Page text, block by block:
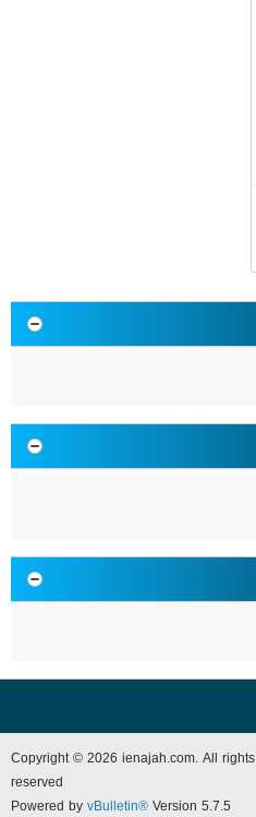
Copyright © 2026 ienajah.com. All rights
reserved
Powered byvBulletin®Version 5.7.5